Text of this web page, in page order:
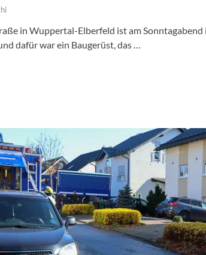
in Wuppertal-Elberfeld ist am
dafür war ein Baugerüst, das …